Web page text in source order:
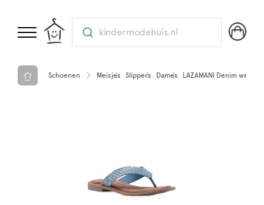
kindermodehuis.nl
Schoenen Meisjes Slippers Dames LAZAMANI Denim